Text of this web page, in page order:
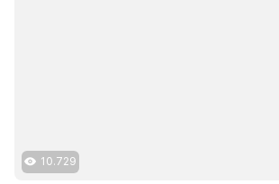
10.729